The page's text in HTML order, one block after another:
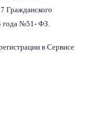
Гражданского
года №51- ФЗ.
в Сервисе